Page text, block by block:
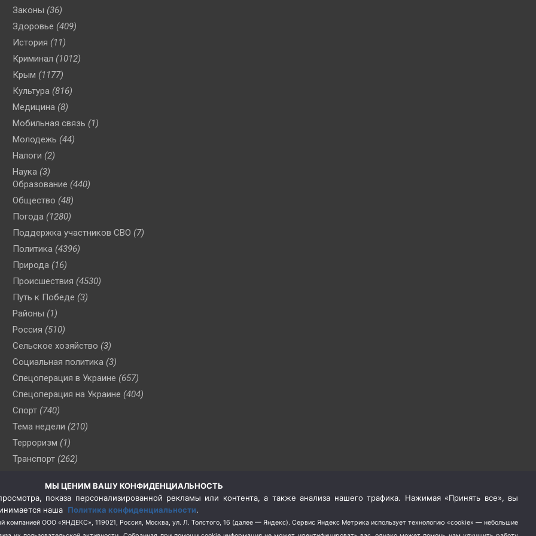
Законы (36)
Здоровье (409)
История (11)
Криминал (1012)
Крым (1177)
Культура (816)
Медицина (8)
Мобильная связь (1)
Молодежь (44)
Налоги (2)
Наука (3)
Образование (440)
Общество (48)
Погода (1280)
Поддержка участников СВО (7)
Политика (4396)
Природа (16)
Происшествия (4530)
Путь к Победе (3)
Районы (1)
Россия (510)
Сельское хозяйство (3)
Социальная политика (3)
Спецоперация в Украине (657)
Спецоперация на Украине (404)
Спорт (740)
Тема недели (210)
Терроризм (1)
Транспорт (262)
(76)
Цены (2)
Школа и спорт (2)
МЫ ЦЕНИМ ВАШУ КОНФИДЕНЦИАЛЬНОСТЬ
показа персонализированной рекламы или контента, а также анализа нашего трафика. Нажимая «Принять все», вы
наша Политика конфиденциальности.
компанией ООО «ЯНДЕКС», 119021, Россия, Москва, ул. Л. Толстого, 16 (далее — Яндекс). Сервис Яндекс Метрика использует технологию «cookie» — небольшие